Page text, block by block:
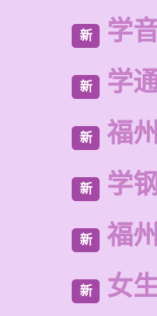
新 学
新 学
新 福
新 学
新 福
新 女